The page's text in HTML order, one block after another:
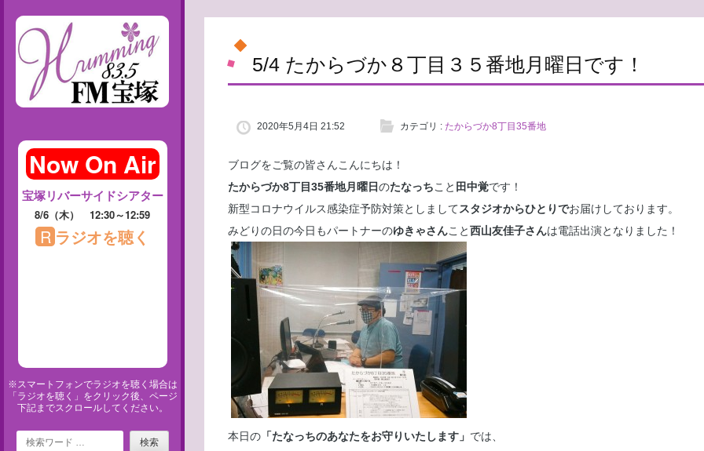
※スマートフォンでラジオを聴く場合は
「ラジオを聴く」をクリック後、ページ
下記までスクロールしてください。
Search
5/4 たからづか８丁目３５番地月曜日です！
2020年5月4日 21:52 カテゴリ : たからづか8丁目35番地
ブログをご覧の皆さんこんにちは！
たからづか8丁目35番地月曜日のたなっちこと 田中覚です！
新型コロナウイルス感染症予防対策としましてスタジオからひとりでお届けしております。
みどりの日の今日もパートナーのゆきゃさんこと西山友佳子さんは電話出演となりました！
本日の 「たなっちのあなたをお守りいたします」 では、